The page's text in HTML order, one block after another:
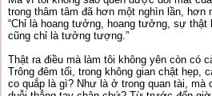
trong thâm tâm đã hơn một nghìn lần, hơn
“Chỉ là hoang tưởng, hoang tưởng, sự thật
cũng chỉ là tưởng tượng.”
Thật ra điều mà làm tôi không yên còn có
Trông đêm tối, trong không gian chật hẹp,
co quắp là gì? Như là ở trong quan tài,